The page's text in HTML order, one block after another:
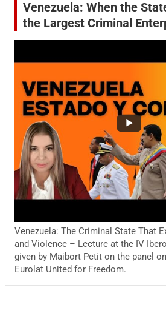
Venezuela: When the
the Largest Criminal
Venezuela: The Criminal State That
and Violence – Lecture at the IV
given by Maibort Petit on the panel
Eurolat United for Freedom.